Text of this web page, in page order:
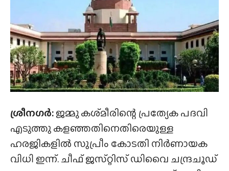
ശ്രീനഗർ:ജമ്മു കശ്‌മീരിന്റെ പ്രത്യേക പദവി
എടുത്തു കളഞ്ഞതിനെതിരെയുള്ള
ഹരജികളിൽ സുപ്രീം കോടതി നിർണായക
വിധി ഇന്ന്. ചീഫ് ജസ്‌റ്റിസ്‌ ഡിവൈ ചന്ദ്രചൂഡ്